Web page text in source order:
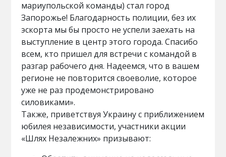
мариупольской команды) стал город
Запорожье! Благодарность полиции, без их
эскорта мы бы просто не успели заехать на
выступление в центр этого города. Спасибо
всем, кто пришел для встречи с командой в
разгар рабочего дня. Надеемся, что в вашем
регионе не повторится своеволие, которое
уже не раз продемонстрировано
силовиками».
Также, приветствуя Украину с приближением
юбилея независимости, участники акции
«Шлях Незалежних» призывают: